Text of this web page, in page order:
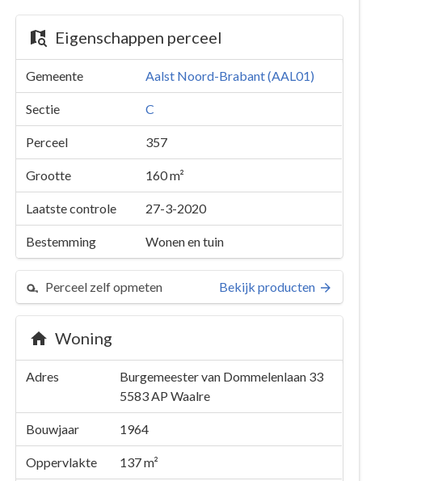
Eigenschappen perceel
Gemeente Aalst Noord-Brabant (AAL01)
Sectie C
Perceel 357
Grootte 160 m²
Laatste controle 27-3-2020
Bestemming Wonen en tuin
Perceel zelf opmeten Bekijk producten
Woning
Adres
Burgemeester van Dommelenlaan 33
5583 AP Waalre
Bouwjaar 1964
Oppervlakte 137 m²